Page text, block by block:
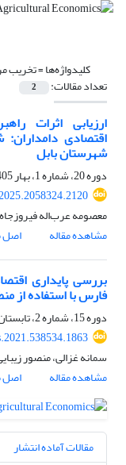
کلیدواژه‌ها =تخریب
تعداد مقالات: 2
ارزیابی اثرات
اقتصادی
شهرستان بابل
دوره 20، شماره 1، بهار 1405، صفحه
معصومه عرب‌اله
مشاهده مقاله
اصل
بررسی پایداری
فارس با استفاده از
دوره 15، شماره 2، تابستان 1400، صفحه
سمانه غزالی، منصور
مشاهده مقاله
اصل
مقالات آماده انتشار